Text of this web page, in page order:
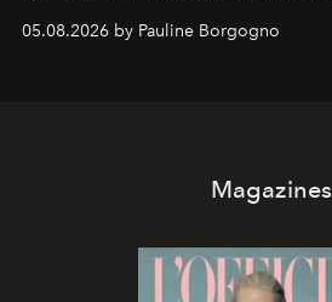
05.08.2026 by Pauline Borgogno
Magazines